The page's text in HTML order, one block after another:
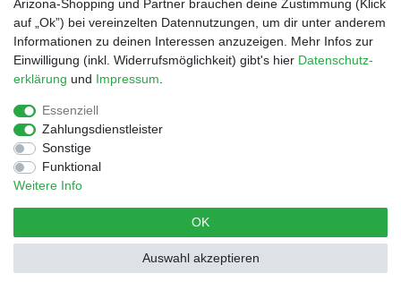
Impressum AGB Datenschutz
2021 | Alle Rechte vorbehalten.
Arizona-Shopping und Partner brauchen deine Zustimmung (Klick
auf „Ok”) bei vereinzelten Datennutzungen, um dir unter anderem
Informationen zu deinen Interessen anzuzeigen. Mehr Infos zur
Einwilligung (inkl. Widerrufsmöglichkeit) gibt's hier Daten­schutz­
erklärung und Impressum
Essenziell
Zahlungsdienstleister
Sonstige
Funktional
Weitere Info
OK
Auswahl akzeptieren